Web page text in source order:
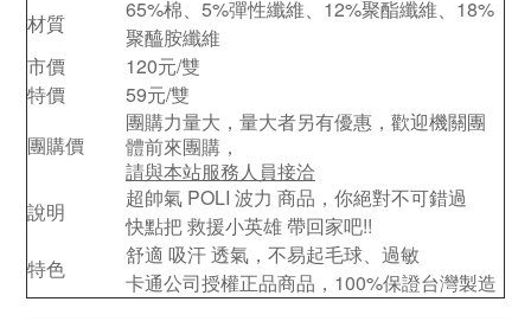
材質
65%棉、5%彈性纖維、12%聚酯纖維、18%
聚醯胺纖維
市價
120元/雙
特價
59元/雙
團購價
團購力量大，量大者另有優惠，歡迎機關團
體前來團購，
請與本站服務人員接洽
說明
超帥氣 POLI 波力 商品，你絕對不可錯過
快點把 救援小英雄 帶回家吧!!
特色
舒適 吸汗 透氣，不易起毛球、過敏
卡通公司授權正品商品，100%保證台灣製造